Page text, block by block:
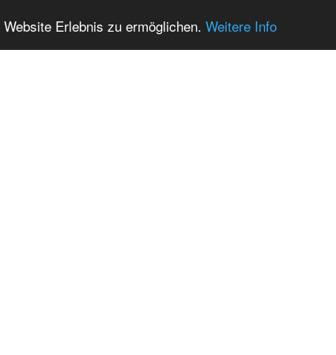
Erlebnis zu ermöglichen. Weitere Info